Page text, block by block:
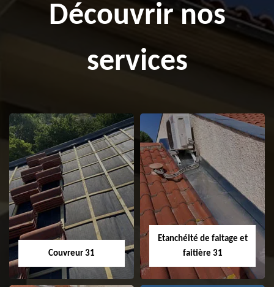
Découvrir nos
services
Couvreur 31
Etanchéité de faitage et
faitière 31